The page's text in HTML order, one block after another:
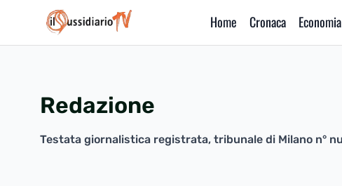
IlSussidiario TV
Home Cronaca
Redazione
Testata giornalistica registrata, tribunale di Milano n°